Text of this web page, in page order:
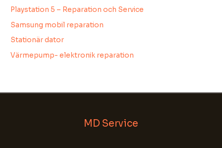
Playstation 5 – Reparation och Service
Samsung mobil reparation
Stationär dator
Värmepump- elektronik reparation
MD Service
Fyll i ditt namn, tel nr och din e-postadress för
Chatten kan sparas för att förbättra vår
eller annan känslig information.